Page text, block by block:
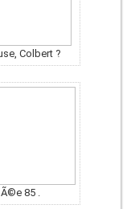
Colbert ?
85 .